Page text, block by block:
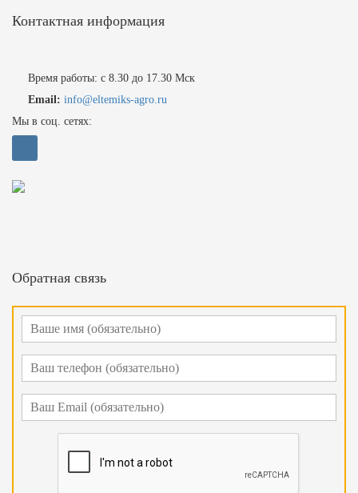
Контактная информация
Время работы: с 8.30 до 17.30 Мск
Email: info@eltemiks-agro.ru
Мы в соц. сетях:
Обратная связь